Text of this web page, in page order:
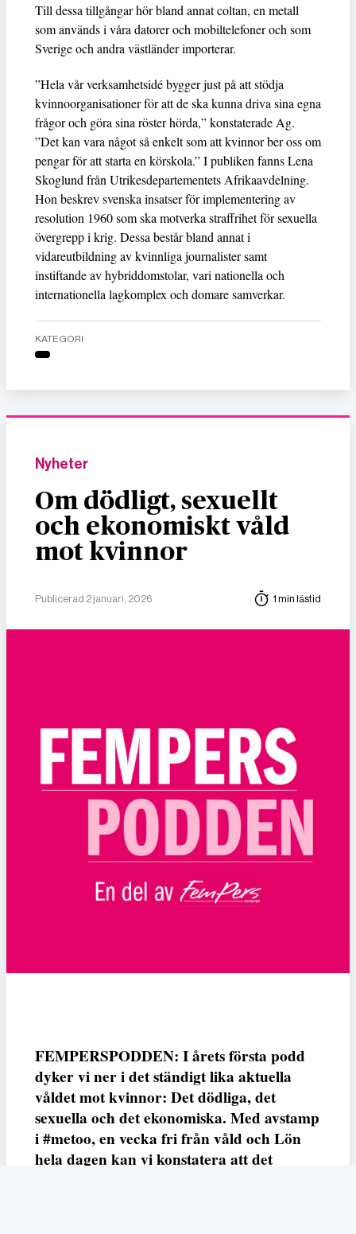
Till dessa tillgångar hör bland annat coltan, en metall
som används i våra datorer och mobiltelefoner och som
Sverige och andra västländer importerar.
”Hela vår verksamhetsidé bygger just på att stödja
kvinnoorganisationer för att de ska kunna driva sina egna
frågor och göra sina röster hörda,” konstaterade Ag.
”Det kan vara något så enkelt som att kvinnor ber oss om
pengar för att starta en körskola.” I publiken fanns Lena
Skoglund från Utrikesdepartementets Afrikaavdelning.
Hon beskrev svenska insatser för implementering av
resolution 1960 som ska motverka straffrihet för sexuella
övergrepp i krig. Dessa består bland annat i
vidareutbildning av kvinnliga journalister samt
instiftande av hybriddomstolar, vari nationella och
internationella lagkomplex och domare samverkar.
KATEGORI
Nyheter
Om dödligt, sexuellt
och ekonomiskt våld
mot kvinnor
Publicerad 2 januari, 2026 1 min lästid
FEMPERSPODDEN: I årets första podd
dyker vi ner i det ständigt lika aktuella
våldet mot kvinnor: Det dödliga, det
sexuella och det ekonomiska. Med avstamp
i #metoo, en vecka fri från våld och Lön
hela dagen kan vi konstatera att det